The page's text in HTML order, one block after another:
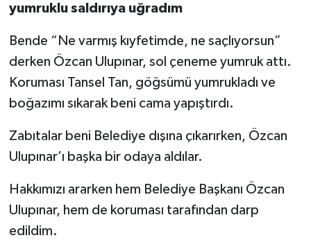
yumruklu saldırıya uğradım
Bende “Ne varmış kıyfetimde, ne saçlıyorsun”
derken Özcan Ulupınar, sol çeneme yumruk attı.
Koruması Tansel Tan, göğsümü yumrukladı ve
boğazımı sıkarak beni cama yapıştırdı.
Zabıtalar beni Belediye dışına çıkarırken, Özcan
Ulupınar’ı başka bir odaya aldılar.
Hakkımızı ararken hem Belediye Başkanı Özcan
Ulupınar, hem de koruması tarafından darp
edildim.